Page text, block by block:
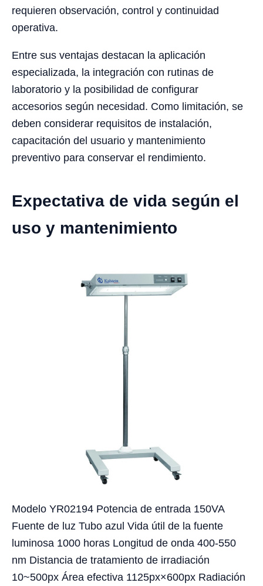
requieren observación, control y continuidad
operativa.
Entre sus ventajas destacan la aplicación
especializada, la integración con rutinas de
laboratorio y la posibilidad de configurar
accesorios según necesidad. Como limitación, se
deben considerar requisitos de instalación,
capacitación del usuario y mantenimiento
preventivo para conservar el rendimiento.
Expectativa de vida según el
uso y mantenimiento
Modelo YR02194 Potencia de entrada 150VA
Fuente de luz Tubo azul Vida útil de la fuente
luminosa 1000 horas Longitud de onda 400-550
nm Distancia de tratamiento de irradiación
10~500px Área efectiva 1125px×600px Radiación